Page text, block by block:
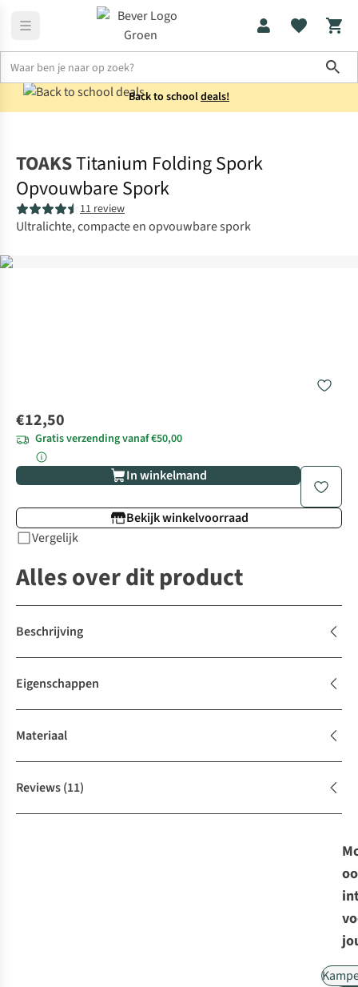
Back to schooldeals!
TOAKSTitanium Folding Spork
Opvouwbare Spork
11 review
Ultralichte, compacte en opvouwbare spork
€12,50
Gratis verzending vanaf €50,00
In winkelmand
Bekijk winkelvoorraad
Vergelijk
Alles over dit product
Beschrijving
Eigenschappen
Materiaal
Reviews(11)